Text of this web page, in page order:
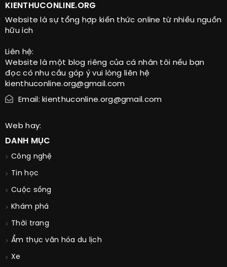
KIENTHUCONLINE.ORG
Website là sự tổng hợp kiến thức online từ nhiều nguồn
hữu ích
Liên hệ:
Website là một blog riêng của cá nhân tôi nếu bạn
đọc có nhu cầu góp ý vui lòng liên hệ
kienthuconline.org@gmail.com
Email: kienthuconline.org@gmail.com
Web hay:
DANH MỤC
Công nghệ
Tin học
Cuộc sống
Khám phá
Thời trang
Ẩm thực văn hóa du lịch
Xe